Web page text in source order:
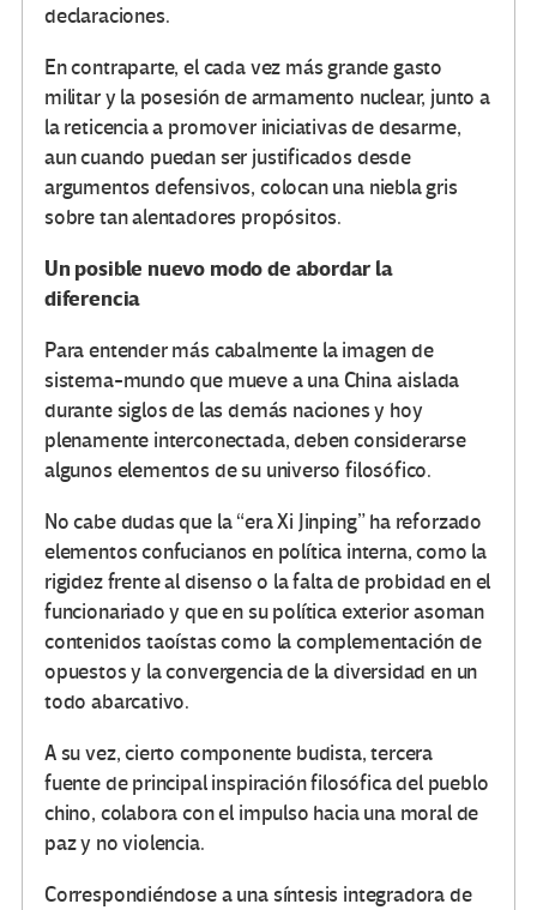
declaraciones.
En contraparte, el cada vez más grande gasto
militar y la posesión de armamento nuclear, junto a
la reticencia a promover iniciativas de desarme,
aun cuando puedan ser justificados desde
argumentos defensivos, colocan una niebla gris
sobre tan alentadores propósitos.
Un posible nuevo modo de abordar la
diferencia
Para entender más cabalmente la imagen de
sistema-mundo que mueve a una China aislada
durante siglos de las demás naciones y hoy
plenamente interconectada, deben considerarse
algunos elementos de su universo filosófico.
No cabe dudas que la “era Xi Jinping” ha reforzado
elementos confucianos en política interna, como la
rigidez frente al disenso o la falta de probidad en el
funcionariado y que en su política exterior asoman
contenidos taoístas como la complementación de
opuestos y la convergencia de la diversidad en un
todo abarcativo.
A su vez, cierto componente budista, tercera
fuente de principal inspiración filosófica del pueblo
chino, colabora con el impulso hacia una moral de
paz y no violencia.
Correspondiéndose a una síntesis integradora de